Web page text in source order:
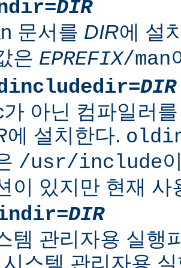
DIR
문서를 DIR에 설
은 EPREFIX/man
DIR
아닌 컴파일러
에 설치한다.
/usr/include
이 있지만 현재 사
DIR
템 관리자용 실행
시스템 관리자용